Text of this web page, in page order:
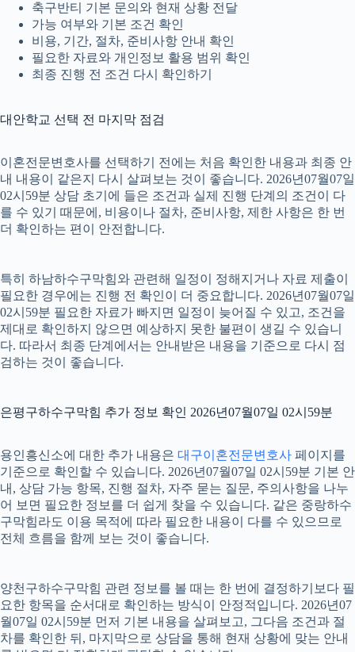
축구반티 기본 문의와 현재 상황 전달
가능 여부와 기본 조건 확인
비용, 기간, 절차, 준비사항 안내 확인
필요한 자료와 개인정보 활용 범위 확인
최종 진행 전 조건 다시 확인하기
대안학교 선택 전 마지막 점검
이혼전문변호사를 선택하기 전에는 처음 확인한 내용과 최종 안
내 내용이 같은지 다시 살펴보는 것이 좋습니다. 2026년07월07일
02시59분 상담 초기에 들은 조건과 실제 진행 단계의 조건이 다
를 수 있기 때문에, 비용이나 절차, 준비사항, 제한 사항은 한 번
더 확인하는 편이 안전합니다.
특히 하남하수구막힘와 관련해 일정이 정해지거나 자료 제출이
필요한 경우에는 진행 전 확인이 더 중요합니다. 2026년07월07일
02시59분 필요한 자료가 빠지면 일정이 늦어질 수 있고, 조건을
제대로 확인하지 않으면 예상하지 못한 불편이 생길 수 있습니
다. 따라서 최종 단계에서는 안내받은 내용을 기준으로 다시 점
검하는 것이 좋습니다.
은평구하수구막힘 추가 정보 확인 2026년07월07일 02시59분
용인흥신소에 대한 추가 내용은 대구이혼전문변호사 페이지를
기준으로 확인할 수 있습니다. 2026년07월07일 02시59분 기본 안
내, 상담 가능 항목, 진행 절차, 자주 묻는 질문, 주의사항을 나누
어 보면 필요한 정보를 더 쉽게 찾을 수 있습니다. 같은 중랑하수
구막힘라도 이용 목적에 따라 필요한 내용이 다를 수 있으므로
전체 흐름을 함께 보는 것이 좋습니다.
양천구하수구막힘 관련 정보를 볼 때는 한 번에 결정하기보다 필
요한 항목을 순서대로 확인하는 방식이 안정적입니다. 2026년07
월07일 02시59분 먼저 기본 내용을 살펴보고, 그다음 조건과 절
차를 확인한 뒤, 마지막으로 상담을 통해 현재 상황에 맞는 안내